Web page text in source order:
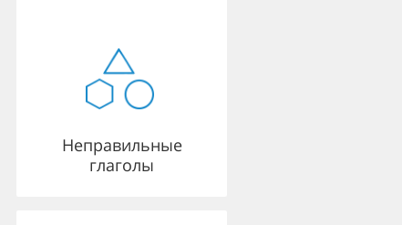
Неправильные
глаголы